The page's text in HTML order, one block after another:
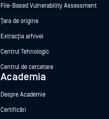
File-Based Vulnerability Assessment
Țara de origine
Extracția arhivei
Centrul Tehnologic
Centrul de cercetare
Academia
Despre Academie
Certificări